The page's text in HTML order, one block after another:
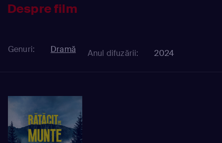
Despre film
Genuri: Dramă Anul difuzării: 2024